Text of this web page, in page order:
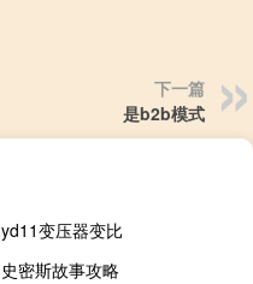
下一篇
是b2b模式
yd11变压器变比
史密斯故事攻略